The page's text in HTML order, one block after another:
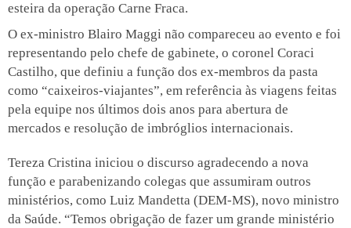
esteira da operação Carne Fraca.
O ex-ministro Blairo Maggi não compareceu ao evento e foi
representando pelo chefe de gabinete, o coronel Coraci
Castilho, que definiu a função dos ex-membros da pasta
como “caixeiros-viajantes”, em referência às viagens feitas
pela equipe nos últimos dois anos para abertura de
mercados e resolução de imbróglios internacionais.
Tereza Cristina iniciou o discurso agradecendo a nova
função e parabenizando colegas que assumiram outros
ministérios, como Luiz Mandetta (DEM-MS), novo ministro
da Saúde. “Temos obrigação de fazer um grande ministério